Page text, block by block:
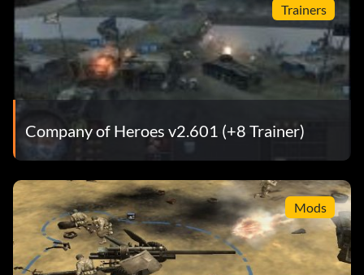
Trainers
Company of Heroes v2.601 (+8 Trainer)
Mods